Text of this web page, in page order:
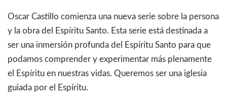
Oscar Castillo comienza una nueva serie sobre la persona
y la obra del Espíritu Santo. Esta serie está destinada a
ser una inmersión profunda del Espíritu Santo para que
podamos comprender y experimentar más plenamente
el Espíritu en nuestras vidas. Queremos ser una iglesia
guiada por el Espíritu.